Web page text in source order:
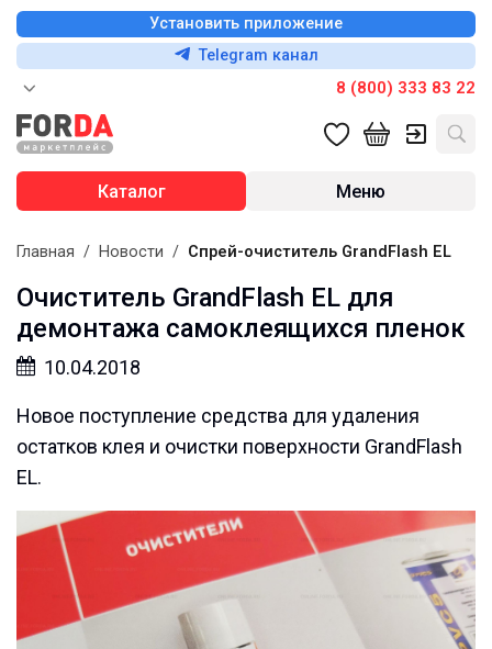
Установить приложение
Telegram канал
8 (800) 333 83 22
Каталог Меню
Главная / Новости / Спрей-очиститель GrandFlash EL
Очиститель GrandFlash EL для
демонтажа самоклеящихся пленок
10.04.2018
Новое поступление средства для удаления
остатков клея и очистки поверхности GrandFlash
EL.